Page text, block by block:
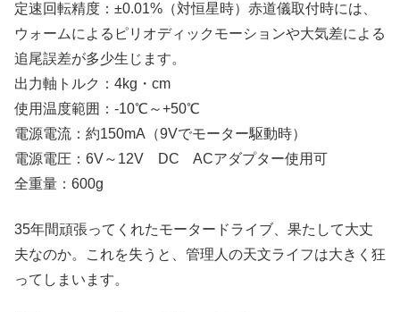
定速回転精度：±0.01%（対恒星時）赤道儀取付時には、
ウォームによるピリオディックモーションや大気差による
追尾誤差が多少生じます。
出力軸トルク：4kg・cm
使用温度範囲：-10℃～+50℃
電源電流：約150mA（9Vでモーター駆動時）
電源電圧：6V～12V DC ACアダプター使用可
全重量：600g
35年間頑張ってくれたモータードライブ、果たして大丈
夫なのか。これを失うと、管理人の天文ライフは大きく狂
ってしまいます。